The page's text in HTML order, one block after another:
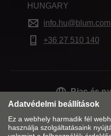
HUNGARY
info.hu@blum.com
+36 27 510 140
Piac és
Kapcsolat